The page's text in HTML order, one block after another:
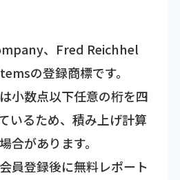
、Fred Reichhel
の登録商標です。
小数点以下任意の桁を四
いるため、積み上げ計算
合があります。
員登録後に無料レポート